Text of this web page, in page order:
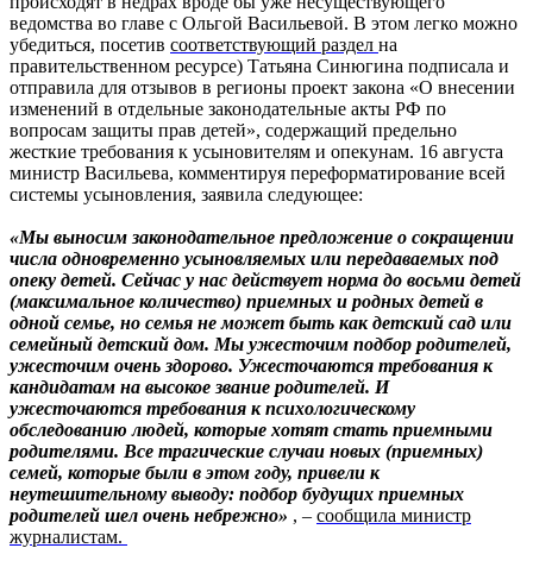
ведомства во главе с Ольгой Васильевой. В этом легко можно
убедиться, посетив соответствующий раздел на
правительственном ресурсе) Татьяна Синюгина подписала и
отправила для отзывов в регионы проект закона «О внесении
изменений в отдельные законодательные акты РФ по
вопросам защиты прав детей», содержащий предельно
жесткие требования к усыновителям и опекунам. 16 августа
министр Васильева, комментируя переформатирование всей
системы усыновления, заявила следующее:
«Мы выносим законодательное предложение о сокращении
числа одновременно усыновляемых или передаваемых под
опеку детей. Сейчас у нас действует норма до восьми детей
(максимальное количество) приемных и родных детей в
одной семье, но семья не может быть как детский сад или
семейный детский дом. Мы ужесточим подбор родителей,
ужесточим очень здорово. Ужесточаются требования к
кандидатам на высокое звание родителей. И
ужесточаются требования к психологическому
обследованию людей, которые хотят стать приемными
родителями. Все трагические случаи новых (приемных)
семей, которые были в этом году, привели к
неутешительному выводу: подбор будущих приемных
родителей шел очень небрежно» , – сообщила министр
журналистам.